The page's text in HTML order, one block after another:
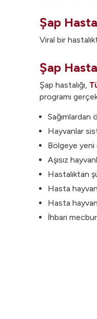
Şap
Viral bir
Şap
Şap hastalığı,
programı
Sağımlardan
Hayvanlar
Bölgeye yeni
Aşısız
Hastalıktan
Hasta
Hasta
İhbari